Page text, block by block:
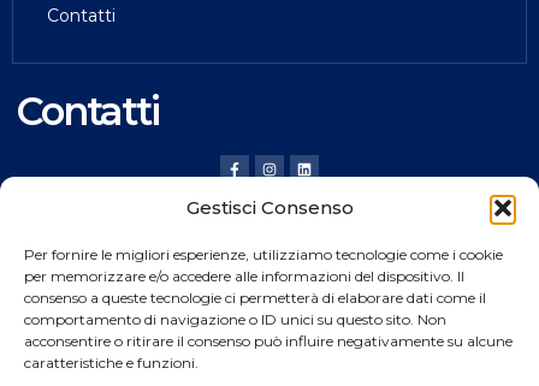
Gestisci Consenso
Per fornire le migliori esperienze, utilizziamo tecnologie come i cookie
per memorizzare e/o accedere alle informazioni del dispositivo. Il
consenso a queste tecnologie ci permetterà di elaborare dati come il
comportamento di navigazione o ID unici su questo sito. Non
acconsentire o ritirare il consenso può influire negativamente su alcune
caratteristiche e funzioni.
Contatti
Contatti
HILDING ANDERS ITALY SRL
Via Verona, 20 36020 Pove del Grappa (VI) Italy
Tel.+39 0424 8008
Fax +39 0424 800926